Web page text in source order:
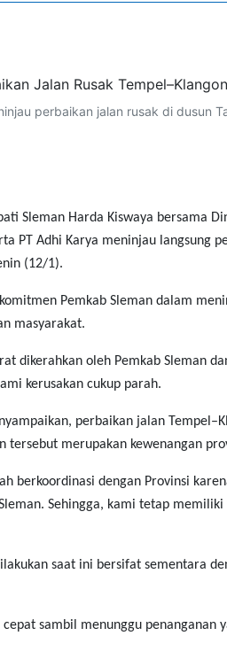
perbaikan jalan rusak di dusun
Sleman Harda Kiswaya bersama
PT Adhi Karya meninjau langsung
(12/1).
Pemkab Sleman dalam
masyarakat.
dikerahkan oleh Pemkab Sleman
kerusakan cukup parah.
perbaikan jalan
tersebut merupakan kewenangan
berkoordinasi dengan Provinsi
Sehingga, kami tetap
saat ini bersifat sementara
sambil menunggu